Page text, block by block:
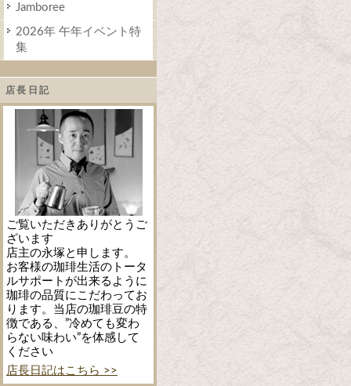
Jamboree
2026年 午年イベント特
集
店長日記
ご覧いただきありがとうご
ざいます
店主の永塚と申します。
お客様の珈琲生活のトータ
ルサポートが出来るように
珈琲の品質にこだわってお
ります。当店の珈琲豆の特
徴である、”冷めても変わ
らない味わい”を体感して
ください
店長日記はこちら >>